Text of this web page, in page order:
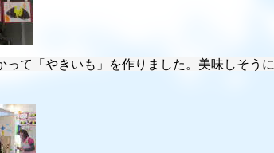
って「やきいも」を作りました。美味しそうに